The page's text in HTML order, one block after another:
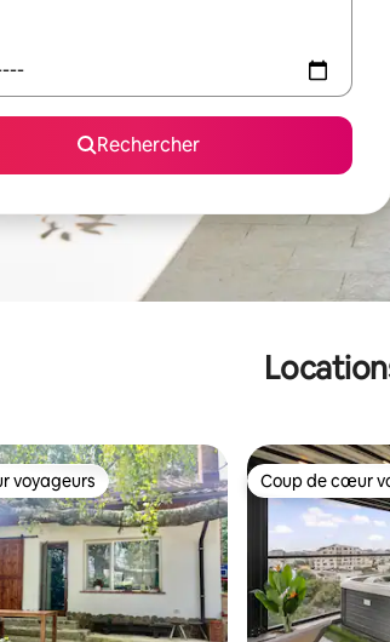
Rechercher
voyageurs
voyageurs Coup de cœur
Coup de cœur